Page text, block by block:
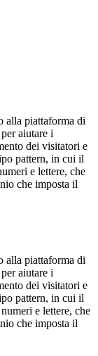
alla piattaforma di
aiutare i
dei visitatori e
pattern, in cui il
e lettere, che
che imposta il
alla piattaforma di
aiutare i
dei visitatori e
pattern, in cui il
e lettere, che
che imposta il